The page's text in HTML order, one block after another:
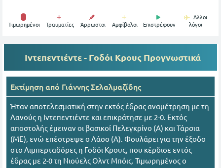
Tιμωρημένοι Τραυματίες Άρρωστοι Αμφίβολοι Επιστρέφουν
Άλλοι
λόγοι
Ιντεπεντιέντε - Γοδόι Κρους Προγνωστικά
Εκτίμηση από Γιάννης Σελαλμαζίδης
Ήταν αποτελεσματική στην εκτός έδρας αναμέτρηση με τη
Λανούς η Ιντεπεντιέντε και επικράτησε με 2-0. Εκτός
αποστολής έμειναν οι βασικοί Πελεγκρίνο (Α) και Τάρσια
(ΜΕ), ενώ επέστρεψε ο Λάσο (Α). Φουλάρει για την έξοδο
στο Λιμπερταδόρες η Γοδόι Κρους, που κέρδισε εντός
έδρας με 2-0 τη Νιούελς Ολντ Μπόις. Τιμωρημένος ο